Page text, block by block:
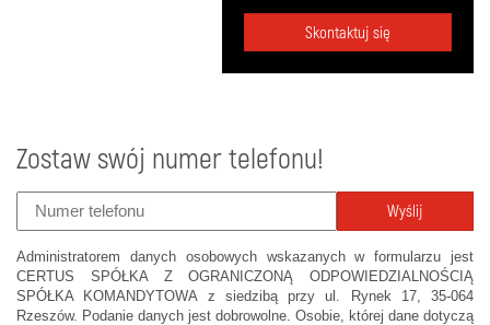
Skontaktuj się
Zostaw swój numer telefonu!
Wyślij
Administratorem danych osobowych wskazanych w formularzu jest
CERTUS SPÓŁKA Z OGRANICZONĄ ODPOWIEDZIALNOŚCIĄ
SPÓŁKA KOMANDYTOWA z siedzibą przy ul. Rynek 17, 35-064
Rzeszów. Podanie danych jest dobrowolne. Osobie, której dane dotyczą